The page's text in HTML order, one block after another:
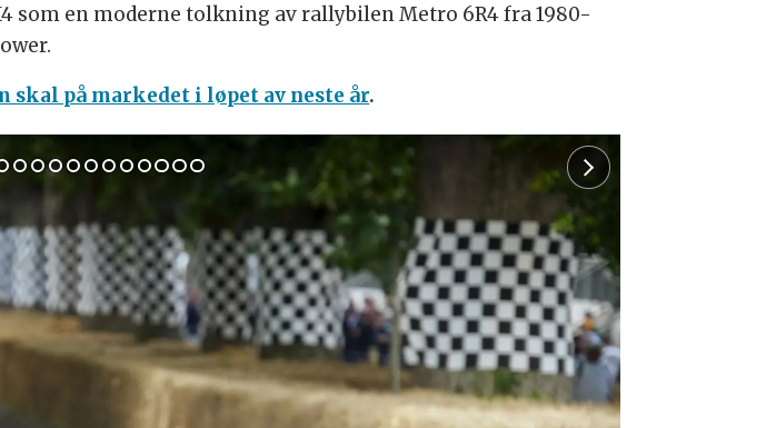
som en moderne tolkning av rallybilen Metro 6R4 fra 1980-
skal på markedet i løpet av neste år.